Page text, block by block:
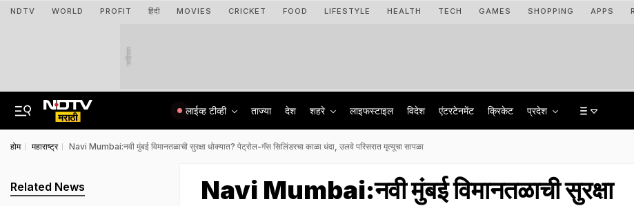
NDTV WORLD PROFIT हिंदी MOVIES CRICKET FOOD LIFESTYLE HEALTH TECH GAMES SHOPPING APPS
जाहिरात
लाईव्ह टीव्ही ताज्या देश शहरे लाइफस्टाइल विदेश एंटरटेनमेंट क्रिकेट प्रदेश
होम महाराष्ट्र Navi Mumbai:नवी मुंबई विमानतळाची सुरक्षा धोक्यात? पेट्रोल-गॅस सिलिंडरचा काळा धंदा, उलवे परिसरात मृत्यूचा सापळा
Navi Mumbai:नवी मुंबई विमानतळाची सुरक्षा
Related News